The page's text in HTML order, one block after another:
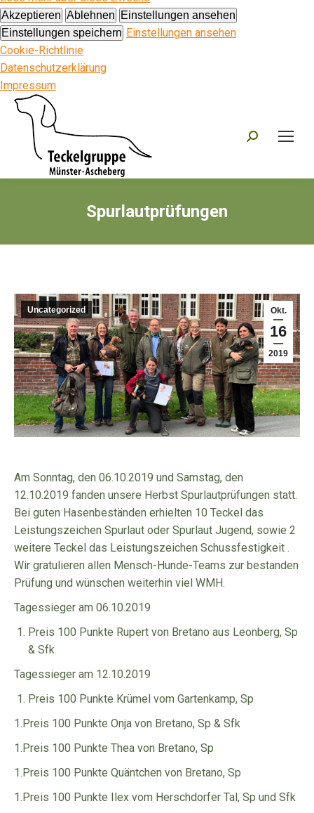
Akzeptieren Ablehnen
Einstellungen ansehen
Einstellungen speichern Einstellungen ansehen
Cookie-Richtlinie
Datenschutzerklärung
Impressum
Search:
Spurlautprüfungen
Okt.
16
2019
Uncategorized
Am Sonntag, den 06.10.2019 und Samstag, den
12.10.2019 fanden unsere Herbst Spurlautprüfungen statt.
Bei guten Hasenbeständen erhielten 10 Teckel das
Leistungszeichen Spurlaut oder Spurlaut Jugend, sowie 2
weitere Teckel das Leistungszeichen Schussfestigkeit .
Wir gratulieren allen Mensch-Hunde-Teams zur bestanden
Prüfung und wünschen weiterhin viel WMH.
Tagessieger am 06.10.2019
Preis 100 Punkte Rupert von Bretano aus Leonberg, Sp
& Sfk
Tagessieger am 12.10.2019
Preis 100 Punkte Krümel vom Gartenkamp, Sp
1.Preis 100 Punkte Onja von Bretano, Sp & Sfk
1.Preis 100 Punkte Thea von Bretano, Sp
1.Preis 100 Punkte Quäntchen von Bretano, Sp
1.Preis 100 Punkte Ilex vom Herschdorfer Tal, Sp und Sfk